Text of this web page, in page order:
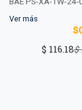
Ver más
$ 116.18$